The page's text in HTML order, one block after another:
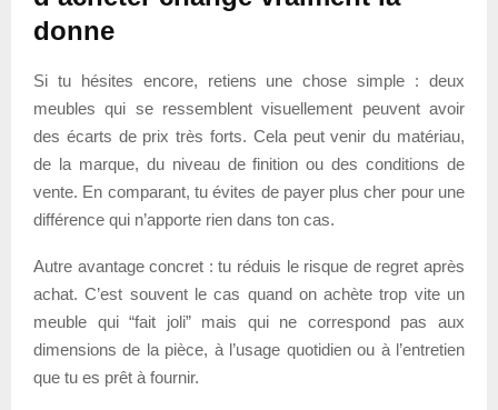
donne
Si tu hésites encore, retiens une chose simple : deux
meubles qui se ressemblent visuellement peuvent avoir
des écarts de prix très forts. Cela peut venir du matériau,
de la marque, du niveau de finition ou des conditions de
vente. En comparant, tu évites de payer plus cher pour une
différence qui n’apporte rien dans ton cas.
Autre avantage concret : tu réduis le risque de regret après
achat. C’est souvent le cas quand on achète trop vite un
meuble qui “fait joli” mais qui ne correspond pas aux
dimensions de la pièce, à l’usage quotidien ou à l’entretien
que tu es prêt à fournir.